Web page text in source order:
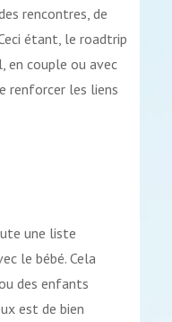
rencontres, de
étant, le roadtrip
en couple ou avec
renforcer les liens
une liste
le bébé. Cela
des enfants
est de bien